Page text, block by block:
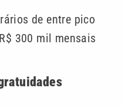
de entre pico
300 mil mensais